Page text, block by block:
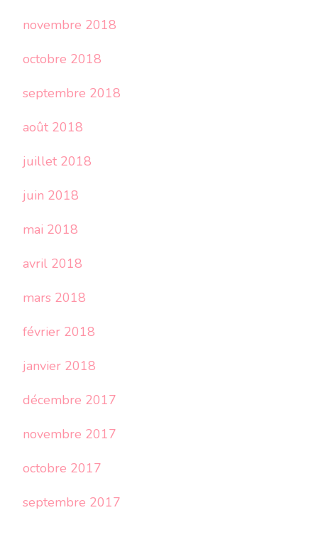
novembre 2018
octobre 2018
septembre 2018
août 2018
juillet 2018
juin 2018
mai 2018
avril 2018
mars 2018
février 2018
janvier 2018
décembre 2017
novembre 2017
octobre 2017
septembre 2017